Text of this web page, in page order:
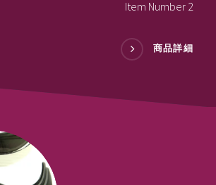
Item Number 2
商品詳細